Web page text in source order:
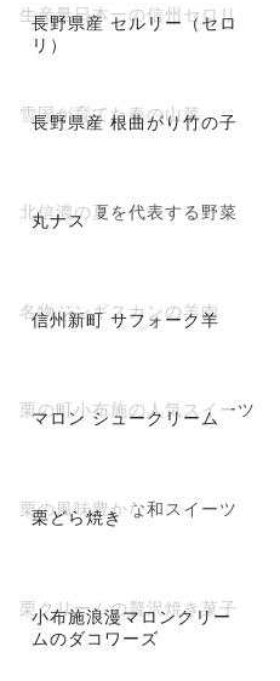
長野県産 セルリー（セロ
リ）
生産量日本一の信州セロリ
長野県産 根曲がり竹の子
雪国が育てた春の山菜
丸ナス
北信濃の夏を代表する野菜
信州新町 サフォーク羊
名物ジンギスカンの羊肉
マロン シュークリーム
栗の町小布施の人気スイーツ
栗どら焼き
栗の風味豊かな和スイーツ
小布施浪漫マロンクリー
ムのダコワーズ
栗クリームの贅沢焼き菓子